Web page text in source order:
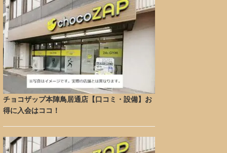
チョコザップ本陣鳥居通店【口コミ・設備】お
得に入会はココ！